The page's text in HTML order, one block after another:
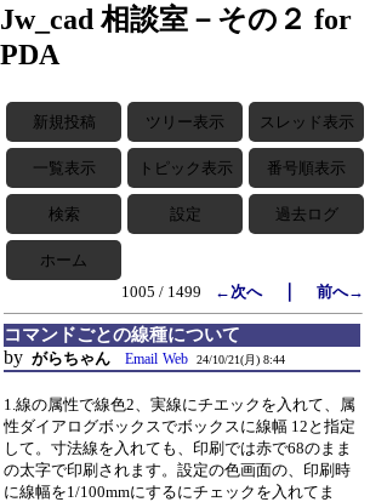
Jw_cad 相談室－その２ for
PDA
新規投稿 ツリー表示 スレッド表示
一覧表示 トピック表示 番号順表示
検索 設定 過去ログ
ホーム
1005 / 1499
←次へ｜ 前へ→
コマンドごとの線種について
by がらちゃん Email Web 24/10/21(月) 8:44
1.線の属性で線色2、実線にチエックを入れて、属
性ダイアログボックスでボックスに線幅 12と指定
して。寸法線を入れても、印刷では赤で68のまま
の太字で印刷されます。設定の色画面の、印刷時
に線幅を1/100mmにするにチェックを入れてま